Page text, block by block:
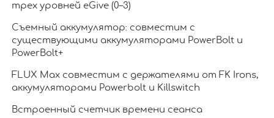
трех уровней eGive (0–3)
Съемный аккумулятор: совместим с
существующими аккумуляторами PowerBolt и
PowerBolt+
FLUX Max совместим с держателями от FK Irons,
аккумуляторами Powerbolt и Killswitch
Встроенный счетчик времени сеанса